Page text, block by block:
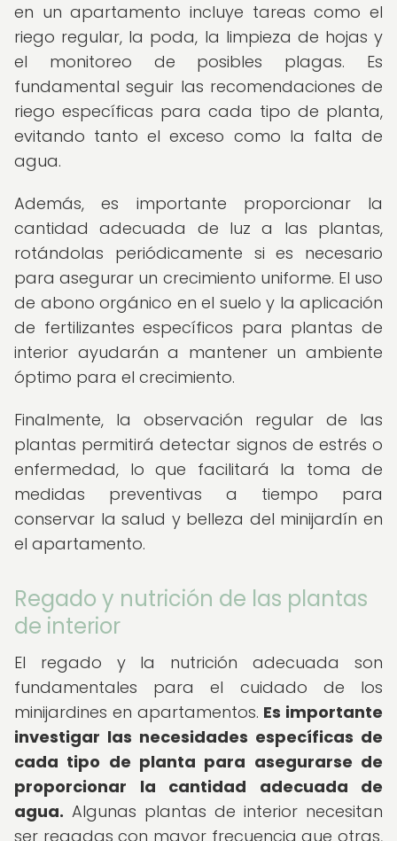
en un apartamento incluye tareas como el
riego regular, la poda, la limpieza de hojas y
el monitoreo de posibles plagas. Es
fundamental seguir las recomendaciones de
riego específicas para cada tipo de planta,
evitando tanto el exceso como la falta de
agua.
Además, es importante proporcionar la
cantidad adecuada de luz a las plantas,
rotándolas periódicamente si es necesario
para asegurar un crecimiento uniforme. El uso
de abono orgánico en el suelo y la aplicación
de fertilizantes específicos para plantas de
interior ayudarán a mantener un ambiente
óptimo para el crecimiento.
Finalmente, la observación regular de las
plantas permitirá detectar signos de estrés o
enfermedad, lo que facilitará la toma de
medidas preventivas a tiempo para
conservar la salud y belleza del minijardín en
el apartamento.
Regado y nutrición de las plantas
de interior
El regado y la nutrición adecuada son
fundamentales para el cuidado de los
minijardines en apartamentos. Es importante
investigar las necesidades específicas de
cada tipo de planta para asegurarse de
proporcionar la cantidad adecuada de
agua. Algunas plantas de interior necesitan
ser regadas con mayor frecuencia que otras,